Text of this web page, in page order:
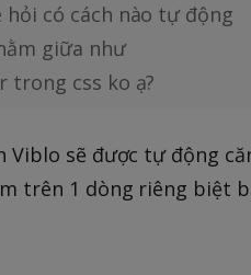
hỏi có cách nào tự động
giữa như
trong css ko ạ?
Viblo sẽ được tự động
trên 1 dòng riêng biệt